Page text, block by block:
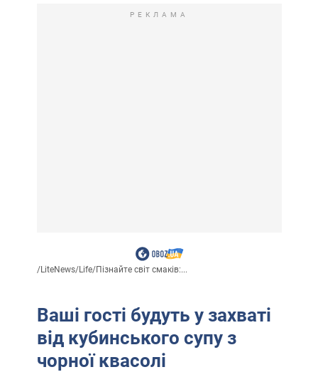
РЕКЛАМА
/LiteNews/Life/Пізнайте світ смаків:...
Ваші гості будуть у захваті
від кубинського супу з
чорної квасолі